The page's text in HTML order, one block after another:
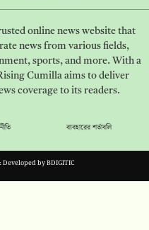
online news website that
news from various fields,
sports, and more. With a
Cumilla aims to deliver
coverage to its readers.
ব্যবহারের শর্তাবলি
& Developed byBDIGITIC